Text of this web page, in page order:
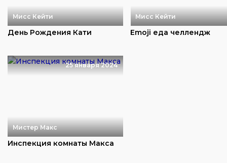
Мисс Кейти
День Рождения Кати
Мисс Кейти
Emoji еда челлендж
25 января 2024
Мистер Макс
Инспекция комнаты Макса